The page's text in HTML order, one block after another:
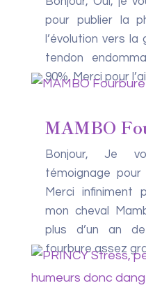
pour publier la
l’évolution vers
tendon
90%. Merci pour
MAMBO
Bonjour, Je
témoignage
Merci infiniment
mon cheval
plus d’un an de
fourbure assez